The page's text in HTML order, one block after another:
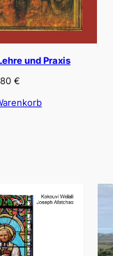
und Praxis
€